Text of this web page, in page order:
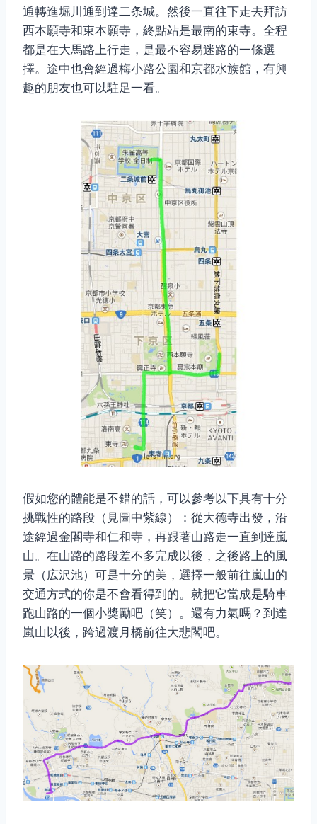
通轉進堀川通到達二条城。然後一直往下走去拜訪
西本願寺和東本願寺，終點站是最南的東寺。全程
都是在大馬路上行走，是最不容易迷路的一條選
擇。途中也會經過梅小路公園和京都水族館，有興
趣的朋友也可以駐足一看。
假如您的體能是不錯的話，可以參考以下具有十分
挑戰性的路段（見圖中紫線）：從大德寺出發，沿
途經過金閣寺和仁和寺，再跟著山路走一直到達嵐
山。在山路的路段差不多完成以後，之後路上的風
景（広沢池）可是十分的美，選擇一般前往嵐山的
交通方式的你是不會看得到的。就把它當成是騎車
跑山路的一個小獎勵吧（笑）。還有力氣嗎？到達
嵐山以後，跨過渡月橋前往大悲閣吧。